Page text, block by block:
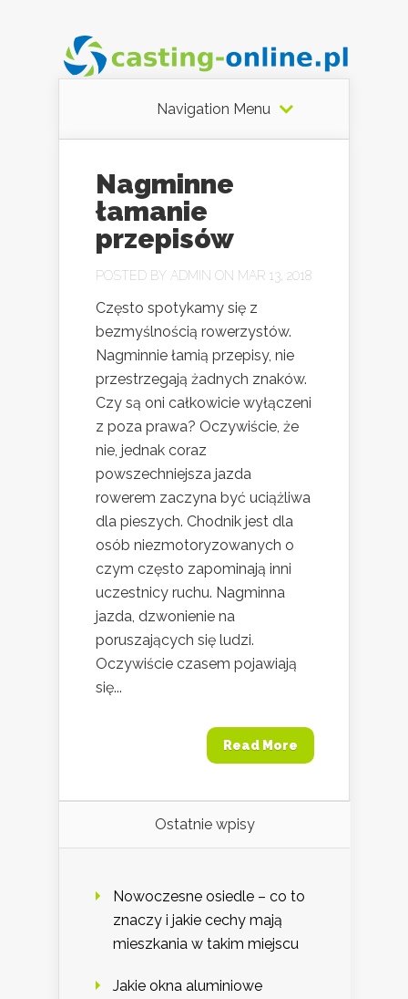
Navigation Menu
Nagminne
łamanie
przepisów
POSTED BY ADMIN ON MAR 13, 2018
Często spotykamy się z
bezmyślnością rowerzystów.
Nagminnie łamią przepisy, nie
przestrzegają żadnych znaków.
Czy są oni całkowicie wyłączeni
z poza prawa? Oczywiście, że
nie, jednak coraz
powszechniejsza jazda
rowerem zaczyna być uciążliwa
dla pieszych. Chodnik jest dla
osób niezmotoryzowanych o
czym często zapominają inni
uczestnicy ruchu. Nagminna
jazda, dzwonienie na
poruszających się ludzi.
Oczywiście czasem pojawiają
się...
Read More
Ostatnie wpisy
Nowoczesne osiedle – co to
znaczy i jakie cechy mają
mieszkania w takim miejscu
Jakie okna aluminiowe